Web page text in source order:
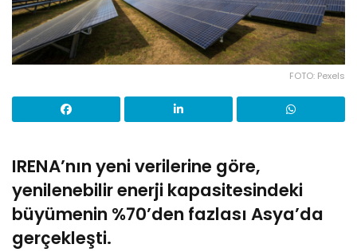
FOTO: Pexels
IRENA’nın yeni verilerine göre,
yenilenebilir enerji kapasitesindeki
büyümenin %70’den fazlası Asya’da
gerçekleşti.